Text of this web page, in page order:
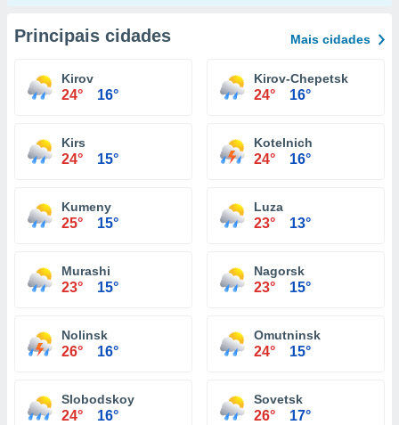
Principais cidades Mais cidades
Kirov
24° 16°
Kirov-Chepetsk
24° 16°
Kirs
24° 15°
Kotelnich
24° 16°
Kumeny
25° 15°
Luza
23° 13°
Murashi
23° 15°
Nagorsk
23° 15°
Nolinsk
26° 16°
Omutninsk
24° 15°
Slobodskoy
24° 16°
Sovetsk
26° 17°